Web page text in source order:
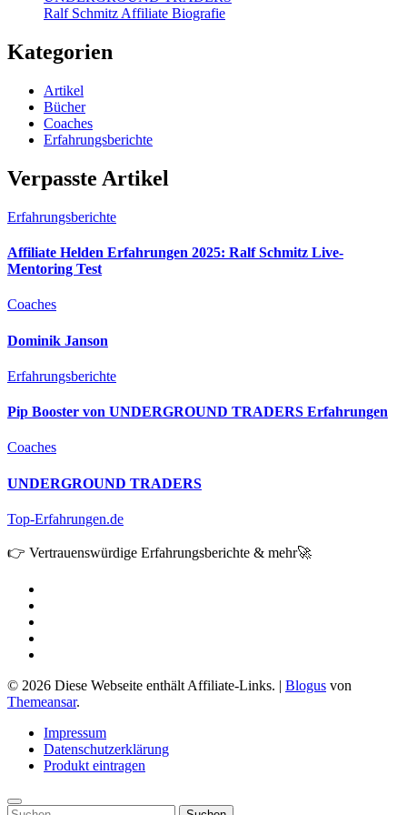
Ralf Schmitz Affiliate Biografie
Kategorien
Artikel
Bücher
Coaches
Erfahrungsberichte
Verpasste Artikel
Erfahrungsberichte
Affiliate Helden Erfahrungen 2025: Ralf Schmitz Live-
Mentoring Test
Coaches
Dominik Janson
Erfahrungsberichte
Pip Booster von UNDERGROUND TRADERS Erfahrungen
Coaches
UNDERGROUND TRADERS
Top-Erfahrungen.de
👉 Vertrauenswürdige Erfahrungsberichte & mehr🚀
© 2026 Diese Webseite enthält Affiliate-Links. | Blogus von
Themeansar.
Impressum
Datenschutzerklärung
Produkt eintragen
Suchen